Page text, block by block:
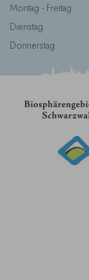
Montag - Freitag
Dienstag
Donnerstag